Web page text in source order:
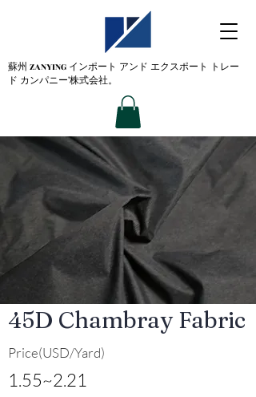
蘇州 ZANYING インポート アンド エクスポート トレー
ド カンパニー'株式会社。
45D Chambray Fabric
Price(USD/Yard)
1.55~2.21